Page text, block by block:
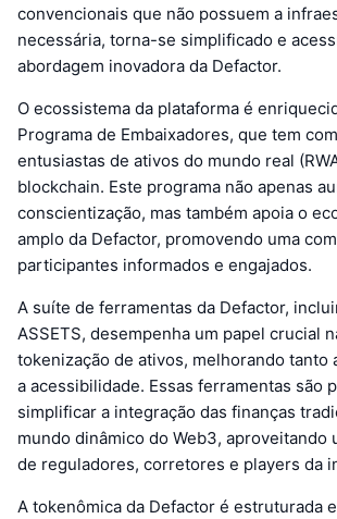
convencionais que não possuem a
necessária, torna-se simplificado e
abordagem inovadora da Defactor.
O ecossistema da plataforma é
Programa de Embaixadores, que tem
entusiastas de ativos do mundo real
blockchain. Este programa não apenas
conscientização, mas também apoia o
amplo da Defactor, promovendo uma
participantes informados e engajados.
A suíte de ferramentas da Defactor,
ASSETS, desempenha um papel crucial
tokenização de ativos, melhorando tanto
a acessibilidade. Essas ferramentas são
simplificar a integração das finanças
mundo dinâmico do Web3, aproveitando
de reguladores, corretores e players da
A tokenômica da Defactor é estruturada